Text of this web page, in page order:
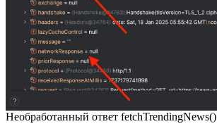
Необработанный ответ fetchTrendingNews()